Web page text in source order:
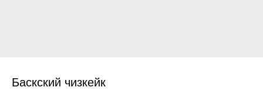
Баскский чизкейк